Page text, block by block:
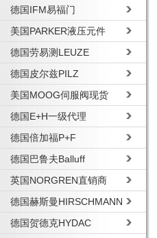
德国IFM易福门
美国PARKER液压元件
德国劳易测LEUZE
德国皮尔兹PILZ
美国MOOG伺服阀现货
德国E+H一级代理
德国倍加福P+F
德国巴鲁夫Balluff
英国NORGREN直销商
德国赫斯曼HIRSCHMANN
德国贺德克HYDAC